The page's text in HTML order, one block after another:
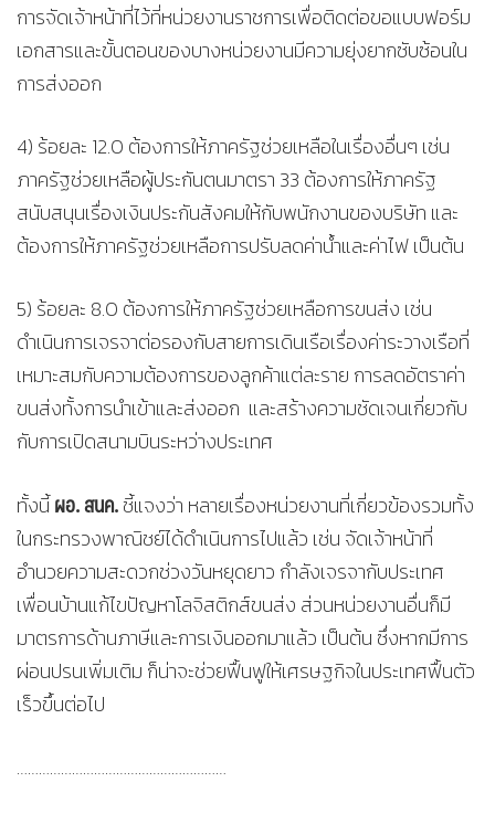
การจัดเจ้าหน้าที่ไว้ที่หน่วยงานราชการเพื่อติดต่อขอแบบฟอร์ม
เอกสารและขั้นตอนของบางหน่วยงานมีความยุ่งยากซับซ้อนใน
การส่งออก
4) ร้อยละ 12.0 ต้องการให้ภาครัฐช่วยเหลือในเรื่องอื่นๆ เช่น
ภาครัฐช่วยเหลือผู้ประกันตนมาตรา 33 ต้องการให้ภาครัฐ
สนับสนุนเรื่องเงินประกันสังคมให้กับพนักงานของบริษัท และ
ต้องการให้ภาครัฐช่วยเหลือการปรับลดค่าน้ำและค่าไฟ เป็นต้น
5) ร้อยละ 8.0 ต้องการให้ภาครัฐช่วยเหลือการขนส่ง เช่น
ดำเนินการเจรจาต่อรองกับสายการเดินเรือเรื่องค่าระวางเรือที่
เหมาะสมกับความต้องการของลูกค้าแต่ละราย การลดอัตราค่า
ขนส่งทั้งการนำเข้าและส่งออก และสร้างความชัดเจนเกี่ยวกับ
กับการเปิดสนามบินระหว่างประเทศ
ทั้งนี้ผอ. สนค.ชี้แจงว่า หลายเรื่องหน่วยงานที่เกี่ยวข้องรวมทั้ง
ในกระทรวงพาณิชย์ได้ดำเนินการไปแล้ว เช่น จัดเจ้าหน้าที่
อำนวยความสะดวกช่วงวันหยุดยาว กำลังเจรจากับประเทศ
เพื่อนบ้านแก้ไขปัญหาโลจิสติกส์ขนส่ง ส่วนหน่วยงานอื่นก็มี
มาตรการด้านภาษีและการเงินออกมาแล้ว เป็นต้น ซึ่งหากมีการ
ผ่อนปรนเพิ่มเติม ก็น่าจะช่วยฟื้นฟูให้เศรษฐกิจในประเทศฟื้นตัว
เร็วขึ้นต่อไป
…………………………………………………